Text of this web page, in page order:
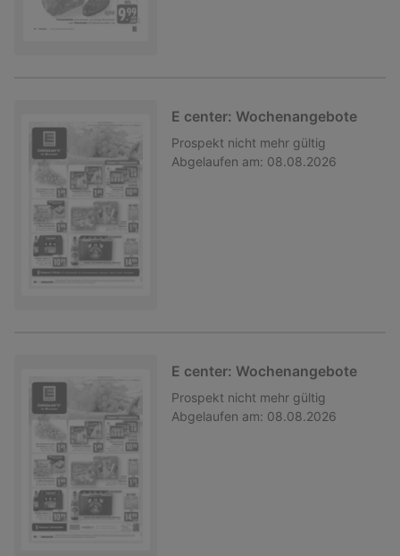
E center: Wochenangebote
Prospekt nicht mehr gültig
Abgelaufen am: 08.08.2026
E center: Wochenangebote
Prospekt nicht mehr gültig
Abgelaufen am: 08.08.2026